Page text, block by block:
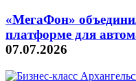
«МегаФон»
платформе для
07.07.2026